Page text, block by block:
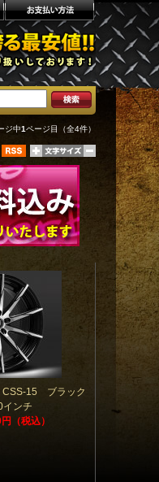
ジ中1ページ目（全4件）
15 ブラック
ンチ
（税込）